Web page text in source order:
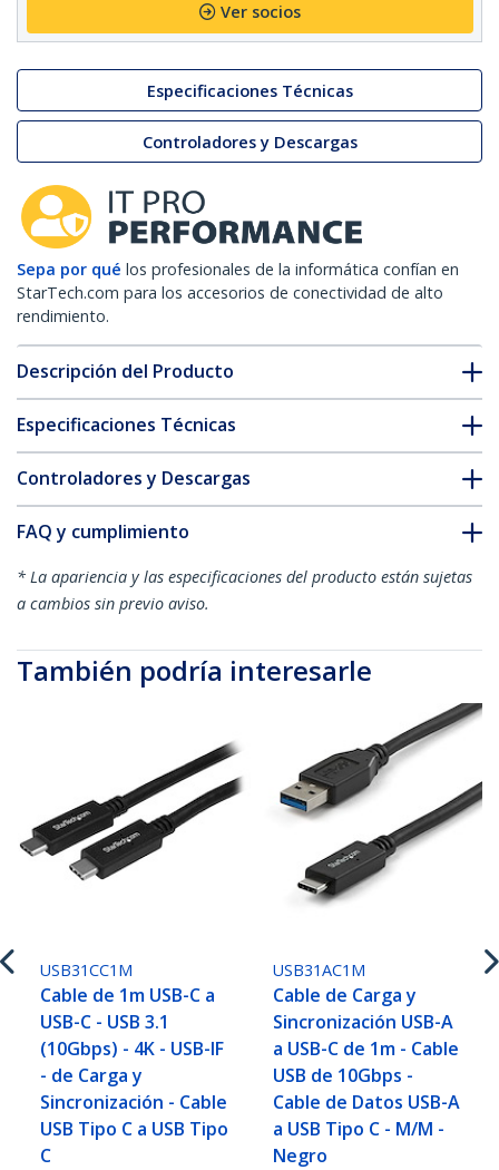
Ver socios
Especificaciones Técnicas
Controladores y Descargas
Sepa por qué los profesionales de la informática confían en
StarTech.com para los accesorios de conectividad de alto
rendimiento.
Descripción del Producto
Especificaciones Técnicas
Controladores y Descargas
FAQ y cumplimiento
* La apariencia y las especificaciones del producto están sujetas
a cambios sin previo aviso.
También podría interesarle
USB31CC1M
Cable de 1m USB-C a
USB-C - USB 3.1
(10Gbps) - 4K - USB-IF
- de Carga y
Sincronización - Cable
USB Tipo C a USB Tipo
C
USB31AC1M
Cable de Carga y
Sincronización USB-A
a USB-C de 1m - Cable
USB de 10Gbps -
Cable de Datos USB-A
a USB Tipo C - M/M -
Negro